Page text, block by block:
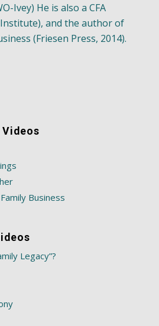
Ivey) He is also a CFA
and the author of
(Friesen Press, 2014).
Videos
Business
Legacy”?